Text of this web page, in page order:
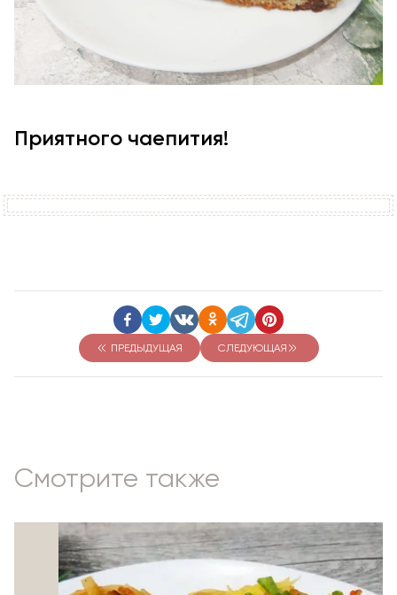
Приятного чаепития!
ПРЕДЫДУЩАЯ СЛЕДУЮЩАЯ
Смотрите также